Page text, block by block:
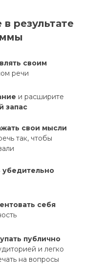
своим
речи
публично
и легко
на вопросы
и расширите
запас
свои мысли
так, чтобы
убедительно
себя
результате